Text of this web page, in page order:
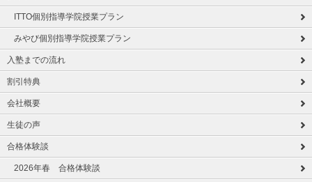
ITTO個別指導学院授業プラン
みやび個別指導学院授業プラン
入塾までの流れ
割引特典
会社概要
生徒の声
合格体験談
2026年春 合格体験談